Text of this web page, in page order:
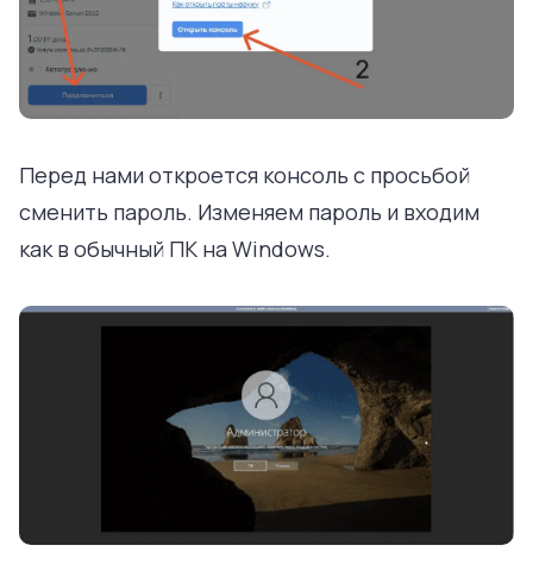
Перед нами откроется консоль с просьбой
сменить пароль. Изменяем пароль и входим
как в обычный ПК на Windows.